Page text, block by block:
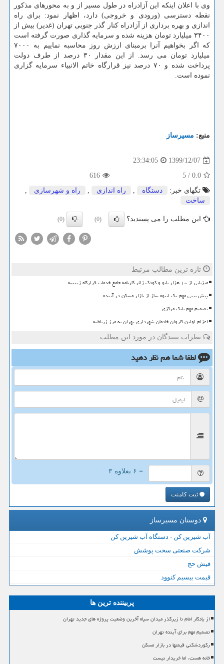
وی با اعلان اینکه این آزادراه در طول مسیر از و به محورهای مذکور
نقطه دسترسی (ورودی و خروجی) دارد، اظهار نمود: برای راه
اندازی و بهره برداری از آزادراه کنار گذر جنوبی تهران (غدیر) بیش از
۳۴۰۰ میلیارد تومان هزینه شده و سرمایه گذاری صورت گرفته است
که اگر بخواهیم آنرا برمبنای ارزش روز محاسبه نماییم به ۷۰۰۰
میلیارد تومان می رسد. از این مقدار ۳۰ درصد از طرف دولت
پرداخت شده و ۷۰ درصد نیز قرارگاه خاتم الانبیاء سرمایه گزاری
نموده است.
منبع: مسیرساز
1399/12/07
23:34:05
0.0
/
5
616
تگهای خبر:
دستگاه , راه اندازی , راه و شهرسازی
,
ساخت
این مطلب را می پسندید؟ (0)
(0)
تازه ترین مطالب مرتبط
میزبانی از ۱۰ هزار بانو و کودک زائر کارنامه جامع خدمات قرارگاه زینبیه
پیش بینی مهم یک انبوه ساز از بازار مسکن در آینده
تصمیم مهم بانک مرکزی
اعزام اولین کاروان خادمان شهرداری تهران به مرز زرباطیه
نظرات بینندگان در مورد این مطلب
لطفا شما همنظر دهید
= ۶ بعلاوه ۳
ثبت کامنت
دوستان مسیرساز
آب شیرین کن - دستگاه آب شیرین کن
شرکت صنعتی سخت پوشش
فیش حج
قیمت بیسیم کنوود
پربیننده ترین ها
از یادگار امام تا زیرگذر میدان سپاه آخرین وضعیت پروژه های جدید تهران
تصمیم مهم برای آینده تهران
رکوردشکنی قیمتها در بازار مسکن
خانه هست، اما خریدار نیست